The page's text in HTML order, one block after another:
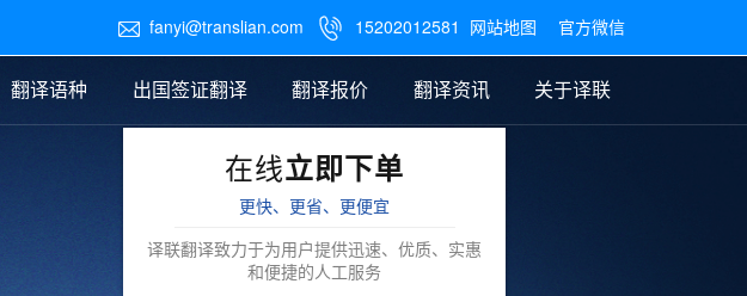
 fanyi@translian.com  15202012581 网站地图 官方微信
图纸翻译
翻译语种 出国签证翻译 翻译报价
笔译翻译报价
翻译资讯
公证样本
关于译联
在线立即下单
更快、更省、更便宜
译联翻译致力于为用户提供迅速、优质、实惠
和便捷的人工服务